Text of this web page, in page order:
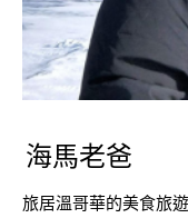
海馬老爸
旅居溫哥華的美食旅